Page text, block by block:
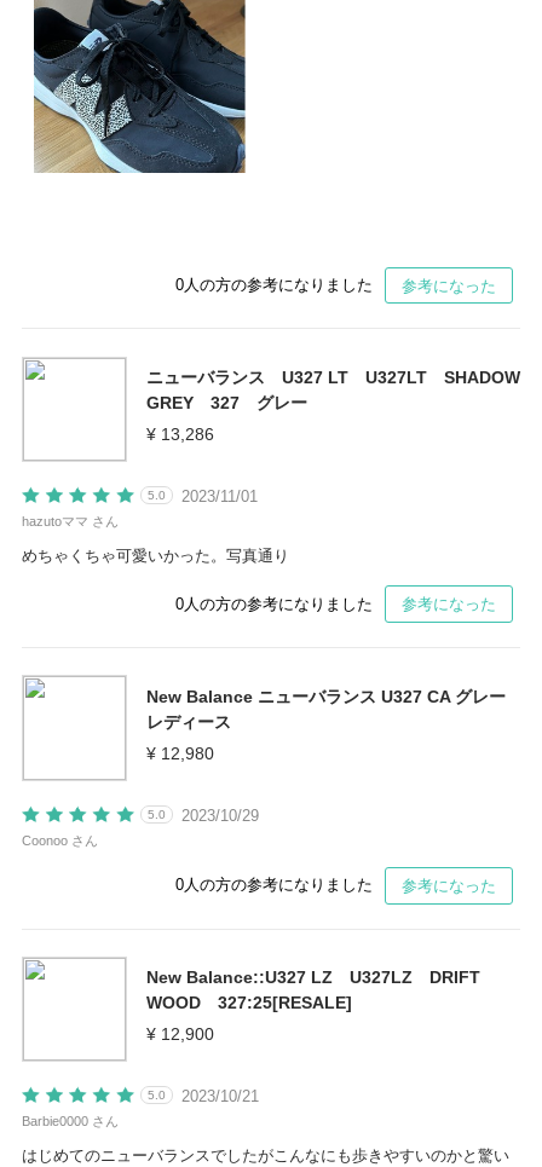
0人の方の参考になりました 参考になった
ニューバランス U327 LT U327LT SHADOW
GREY 327 グレー
¥ 13,286
2023/11/01
5.0
hazutoママ さん
めちゃくちゃ可愛いかった。写真通り
0 人の方の参考になりました 参考になった
New Balance ニューバランス U327 CA グレー
レディース
¥ 12,980
2023/10/29
5.0
Coonoo さん
0人の方の参考になりました 参考になった
New Balance::U327 LZ U327LZ DRIFT
WOOD 327:25[RESALE]
¥ 12,900
2023/10/21
5.0
Barbie0000 さん
はじめてのニューバランスでしたがこんなにも歩きやすいのかと驚い